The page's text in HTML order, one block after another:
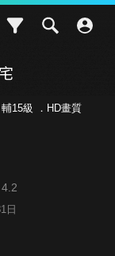
輔15級 ．HD畫質
4.2
日